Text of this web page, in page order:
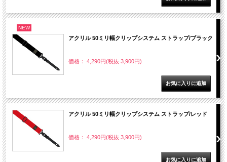
NEW
アクリル 50ミリ幅クリップシステム ストラップ/ブラック
価格： 4,290円(税抜 3,900円)
アクリル 50ミリ幅クリップシステム ストラップ/レッド
価格： 4,290円(税抜 3,900円)